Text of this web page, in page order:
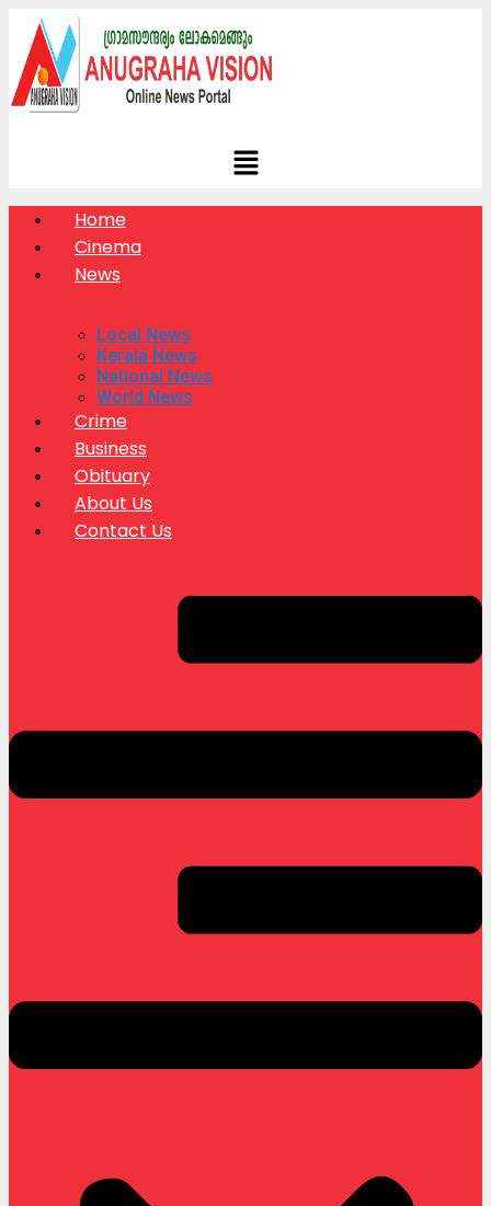
content
Home
Cinema
News
Local News
Kerala News
National News
World News
Crime
Business
Obituary
About Us
Contact Us